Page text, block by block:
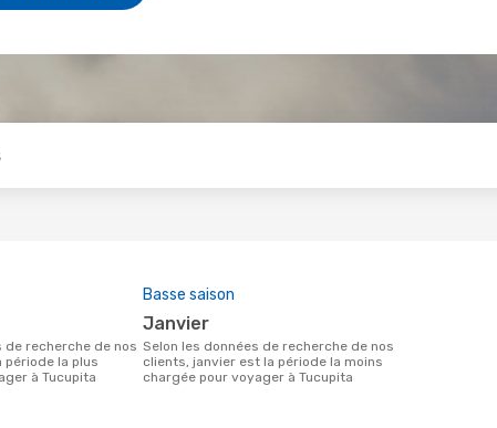
la plus
à Tucupita
Basse saison
janvier
Selon les données de recherche de nos
clients, janvier est la période la moins
chargée pour voyager à Tucupita